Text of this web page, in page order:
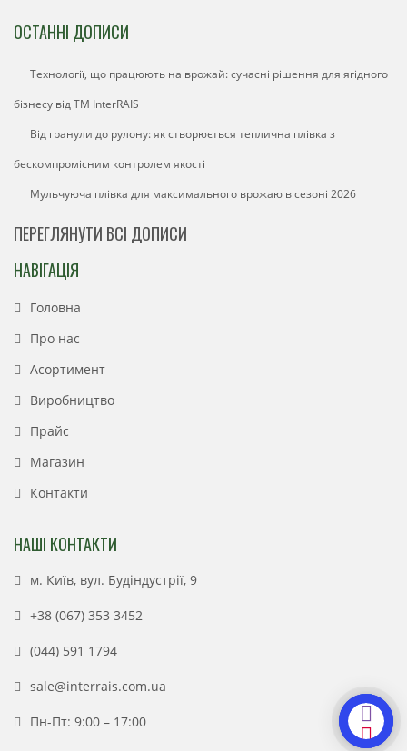
ОСТАННІ ДОПИСИ
Технології, що працюють на врожай: сучасні рішення для ягідного
бізнесу від ТМ InterRAIS
Від гранули до рулону: як створюється теплична плівка з
бескомпромісним контролем якості
Мульчуюча плівка для максимального врожаю в сезоні 2026
ПЕРЕГЛЯНУТИ ВСІ ДОПИСИ
НАВІГАЦІЯ
Головна
Про нас
Асортимент
Виробництво
Прайс
Магазин
Контакти
НАШІ КОНТАКТИ
м. Київ, вул. Будіндустрії, 9
+38 (067) 353 3452
(044) 591 1794
sale@interrais.com.ua
Пн-Пт: 9:00 – 17:00